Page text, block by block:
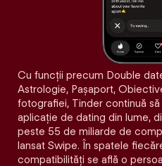
Cu funcții precum Double
Astrologie, Pașaport,
fotografiei, Tinder continuă
aplicație de dating din lume,
peste 55 de miliarde de
lansat Swipe. În spatele
compatibilităţi se află o